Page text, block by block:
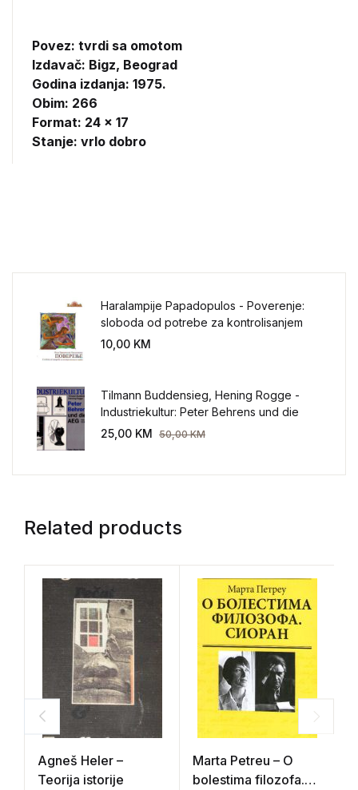
Povez: tvrdi sa omotom
Izdavač: Bigz, Beograd
Godina izdanja: 1975.
Obim: 266
Format: 24 x 17
Stanje: vrlo dobro
Haralampije Papadopulos - Poverenje:
sloboda od potrebe za kontrolisanjem
sveta
10,00 KM
Tilmann Buddensieg, Hening Rogge -
Industriekultur: Peter Behrens und die
AEG 1907-1914.
25,00 KM 50,00KM
Related products
Agneš Heler –
Teorija istorije
Marta Petreu – O
bolestima filozofa.